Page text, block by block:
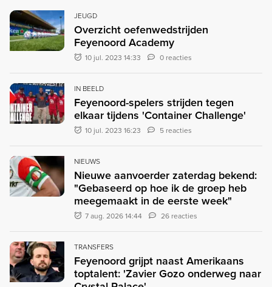
JEUGD
Overzicht oefenwedstrijden
Feyenoord Academy
10 jul. 2023 14:33 0 reacties
IN BEELD
Feyenoord-spelers strijden tegen
elkaar tijdens 'Container Challenge'
10 jul. 2023 16:23 5 reacties
NIEUWS
Nieuwe aanvoerder zaterdag bekend:
"Gebaseerd op hoe ik de groep heb
meegemaakt in de eerste week"
7 aug. 2026 14:44 26 reacties
TRANSFERS
Feyenoord grijpt naast Amerikaans
toptalent: 'Zavier Gozo onderweg naar